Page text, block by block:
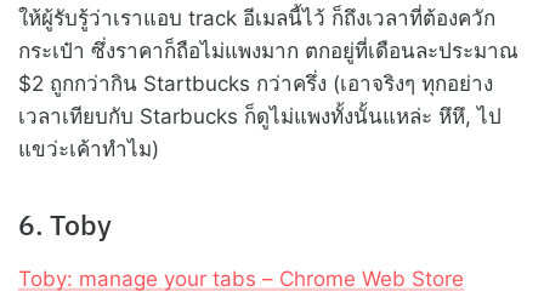
ให้ผู้รับรู้ว่าเราแอบ track อีเมลนี้ไว้ ก็ถึงเวลาที่ต้องควัก
กระเป๋า ซึ่งราคาก็ถือไม่แพงมาก ตกอยู่ที่เดือนละประมาณ
$2 ถูกกว่ากิน Startbucks กว่าครึ่ง (เอาจริงๆ ทุกอย่าง
เวลาเทียบกับ Starbucks ก็ดูไม่แพงทั้งนั้นแหล่ะ หึหึ, ไป
แขว่ะเค้าทำไม)
6. Toby
Toby: manage your tabs – Chrome Web Store